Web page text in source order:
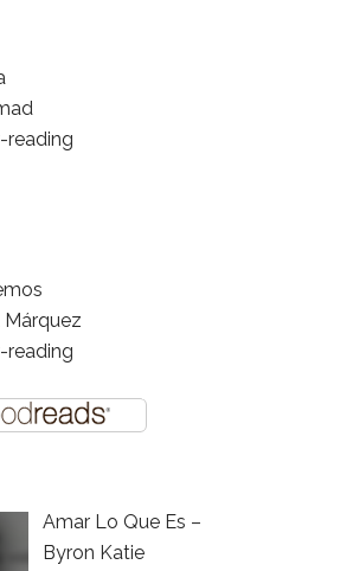
reading
Márquez
reading
Amar Lo Que Es –
Byron Katie